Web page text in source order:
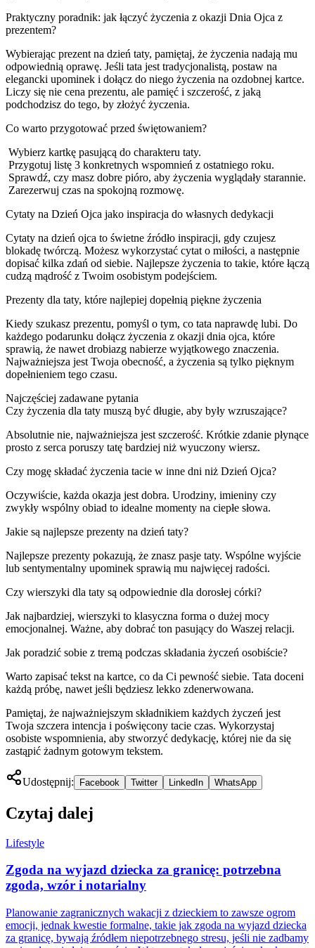
Praktyczny poradnik: jak łączyć życzenia z okazji Dnia Ojca z
prezentem?
Wybierając prezent na dzień taty, pamiętaj, że życzenia nadają mu
odpowiednią oprawę. Jeśli tata jest tradycjonalistą, postaw na
elegancki upominek i dołącz do niego życzenia na ozdobnej kartce.
Liczy się nie cena prezentu, ale pamięć i szczerość, z jaką
podchodzisz do tego, by złożyć życzenia.
Co warto przygotować przed świętowaniem?
Wybierz kartkę pasującą do charakteru taty.
Przygotuj listę 3 konkretnych wspomnień z ostatniego roku.
Sprawdź, czy masz dobre pióro, aby życzenia wyglądały starannie.
Zarezerwuj czas na spokojną rozmowę.
Cytaty na Dzień Ojca jako inspiracja do własnych dedykacji
Cytaty na dzień ojca to świetne źródło inspiracji, gdy czujesz
blokadę twórczą. Możesz wykorzystać cytat o miłości, a następnie
dopisać kilka zdań od siebie. Najlepsze życzenia to takie, które łączą
cudzą mądrość z Twoim osobistym podejściem.
Prezenty dla taty, które najlepiej dopełnią piękne życzenia
Kiedy szukasz prezentu, pomyśl o tym, co tata naprawdę lubi. Do
każdego podarunku dołącz życzenia z okazji dnia ojca, które
sprawią, że nawet drobiazg nabierze wyjątkowego znaczenia.
Najważniejsza jest Twoja obecność, a życzenia są tylko pięknym
dopełnieniem tego czasu.
Najczęściej zadawane pytania
Czy życzenia dla taty muszą być długie, aby były wzruszające?
Absolutnie nie, najważniejsza jest szczerość. Krótkie zdanie płynące
prosto z serca poruszy tatę bardziej niż wyuczony wiersz.
Czy mogę składać życzenia tacie w inne dni niż Dzień Ojca?
Oczywiście, każda okazja jest dobra. Urodziny, imieniny czy
zwykły wspólny obiad to idealne momenty na ciepłe słowa.
Jakie są najlepsze prezenty na dzień taty?
Najlepsze prezenty pokazują, że znasz pasje taty. Wspólne wyjście
lub sentymentalny upominek sprawią mu najwięcej radości.
Czy wierszyki dla taty są odpowiednie dla dorosłej córki?
Jak najbardziej, wierszyki to klasyczna forma o dużej mocy
emocjonalnej. Ważne, aby dobrać ton pasujący do Waszej relacji.
Jak poradzić sobie z tremą podczas składania życzeń osobiście?
Warto zapisać tekst na kartce, co da Ci pewność siebie. Tata doceni
każdą próbę, nawet jeśli będziesz lekko zdenerwowana.
Pamiętaj, że najważniejszym składnikiem każdych życzeń jest
Twoja szczera intencja i poświęcony tacie czas. Wykorzystaj
osobiste wspomnienia, aby stworzyć dedykację, której nie da się
zastąpić żadnym gotowym tekstem.
Udostępnij: Facebook Twitter LinkedIn WhatsApp
Czytaj dalej
Lifestyle
Zgoda na wyjazd dziecka za granicę: potrzebna
zgoda, wzór i notarialny
Planowanie zagranicznych wakacji z dzieckiem to zawsze ogrom
emocji, jednak kwestie formalne, takie jak zgoda na wyjazd dziecka
za granicę, bywają źródłem niepotrzebnego stresu, jeśli nie zadbamy